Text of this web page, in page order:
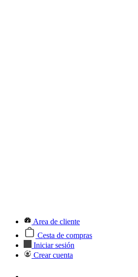
Area de cliente
Cesta de compras
Iniciar sesión
Crear cuenta